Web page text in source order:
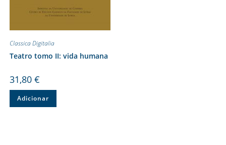
Classica Digitalia
Teatro tomo II: vida humana
31,80 €
Adicionar